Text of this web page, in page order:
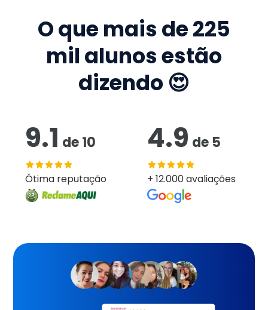
O que mais de225
mil alunos estão
dizendo 😍
9.1 de10
Ótima reputação
4.9 de 5
+ 12.000 avaliações